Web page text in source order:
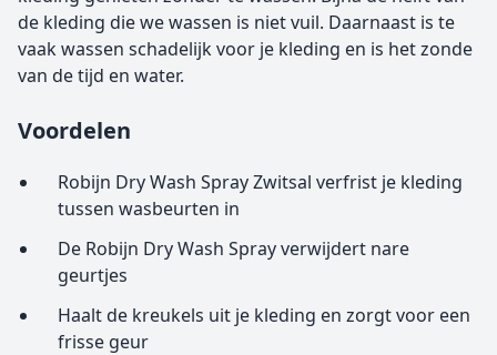
de kleding die we wassen is niet vuil. Daarnaast is te
vaak wassen schadelijk voor je kleding en is het zonde
van de tijd en water.
Voordelen
Robijn Dry Wash Spray Zwitsal verfrist je kleding
tussen wasbeurten in
De Robijn Dry Wash Spray verwijdert nare
geurtjes
Haalt de kreukels uit je kleding en zorgt voor een
frisse geur